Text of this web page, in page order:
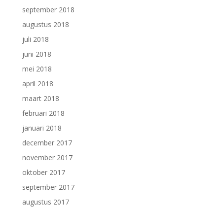
september 2018
augustus 2018
juli 2018
juni 2018
mei 2018
april 2018
maart 2018
februari 2018
januari 2018
december 2017
november 2017
oktober 2017
september 2017
augustus 2017